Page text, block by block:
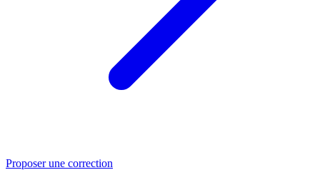
Proposer une correction